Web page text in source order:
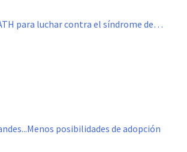
para luchar contra el síndrome de…
posibilidades de adopción